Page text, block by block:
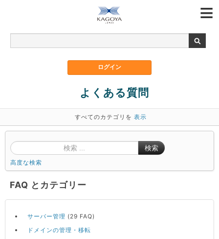
よくある質問
すべてのカテゴリを 表示
検索
高度な検索
FAQ とカテゴリー
サーバー管理 (29 FAQ)
ドメインの管理・移転